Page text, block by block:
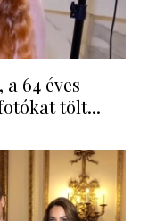
64 éves
tölt...